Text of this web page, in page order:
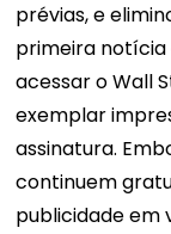
prévias, e
primeira notícia
acessar o Wall
exemplar
assinatura.
continuem
publicidade em